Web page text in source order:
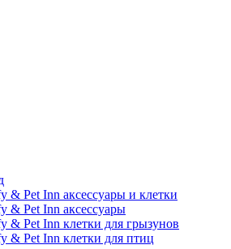
& Pet Inn аксессуары и клетки
& Pet Inn аксессуары
& Pet Inn клетки для грызунов
& Pet Inn клетки для птиц